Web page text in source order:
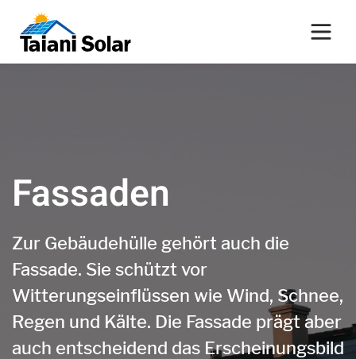
Fassaden
Zur Gebäudehülle gehört auch die
Fassade. Sie schützt vor
Witterungseinflüssen wie Wind, Schnee,
Regen und Kälte. Die Fassade prägt aber
auch entscheidend das Erscheinungsbild